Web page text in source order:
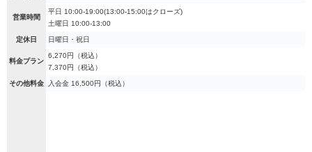
営業時間
平日 10:00-19:00(13:00-15:00はクローズ)
土曜日 10:00-13:00
定休日 日曜日・祝日
料金プラン
6,270円（税込）
7,370円（税込）
その他料金 入会金 16,500円（税込）